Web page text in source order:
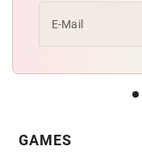
E-Mail
GAMES